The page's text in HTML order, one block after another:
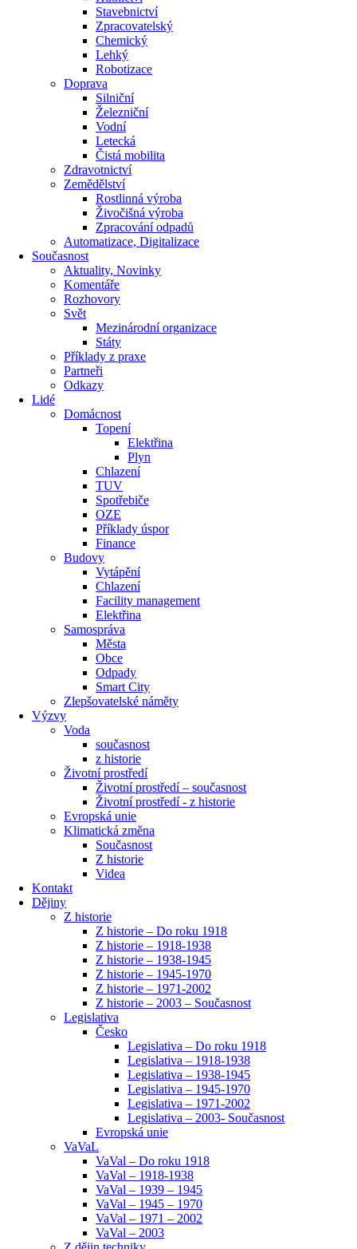
Stavebnictví
Zpracovatelský
Chemický
Lehký
Robotizace
Doprava
Silniční
Železniční
Vodní
Letecká
Čistá mobilita
Zdravotnictví
Zemědělství
Rostlinná výroba
Živočišná výroba
Zpracování odpadů
Automatizace, Digitalizace
Současnost
Aktuality, Novinky
Komentáře
Rozhovory
Svět
Mezinárodní organizace
Státy
Příklady z praxe
Partneři
Odkazy
Lidé
Domácnost
Topení
Elektřina
Plyn
Chlazení
TUV
Spotřebiče
OZE
Příklady úspor
Finance
Budovy
Vytápění
Chlazení
Facility management
Elektřina
Samospráva
Města
Obce
Odpady
Smart City
Zlepšovatelské náměty
Výzvy
Voda
současnost
z historie
Životní prostředí
Životní prostředí – současnost
Životní prostředí ​- z historie
Evropská unie
Klimatická změna
Současnost
Z historie
Videa
Kontakt
Dějiny
Z historie
Z historie – Do roku 1918
Z historie – 1918-1938
Z historie – 1938-1945
Z historie – 1945-1970
Z historie – 1971-2002
Z historie – 2003 – Současnost
Legislativa
Česko
Legislativa – Do roku 1918
Legislativa – 1918-1938
Legislativa – 1938-1945
Legislativa – 1945-1970
Legislativa – 1971-2002
Legislativa – 2003- Současnost
Evropská unie
VaVaL
VaVal – Do roku 1918
VaVal – 1918-1938
VaVal – 1939 – 1945
VaVal – 1945 – 1970
VaVal – 1971 – 2002
VaVal – 2003